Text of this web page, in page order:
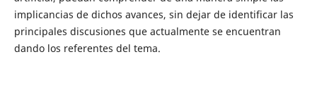
implicancias de dichos avances, sin dejar de identificar las
principales discusiones que actualmente se encuentran
dando los referentes del tema.